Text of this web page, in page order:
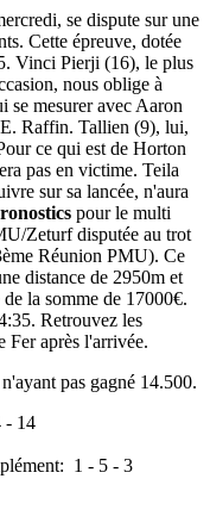
se dispute sur une
Cette épreuve, dotée
Vinci Pierji (16), le plus
nous oblige à
se mesurer avec Aaron
Raffin. Tallien (9), lui,
ce qui est de Horton
pas en victime. Teila
sur sa lancée, n'aura
pour le multi
Zeturf disputée au trot
Réunion PMU). Ce
distance de 2950m et
la somme de 17000€.
Retrouvez les
Fer après l'arrivée.
pas gagné 14.500.
- 14
1 - 5 - 3